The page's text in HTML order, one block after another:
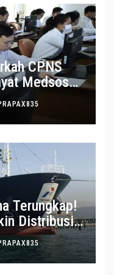
CPNS
Medsos?
Terungkap!
Distribusi